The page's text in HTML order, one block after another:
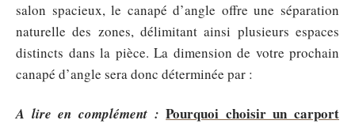
salon spacieux, le canapé d’angle offre une séparation
naturelle des zones, délimitant ainsi plusieurs espaces
distincts dans la pièce. La dimension de votre prochain
canapé d’angle sera donc déterminée par :
A lire en complément : Pourquoi choisir un carport